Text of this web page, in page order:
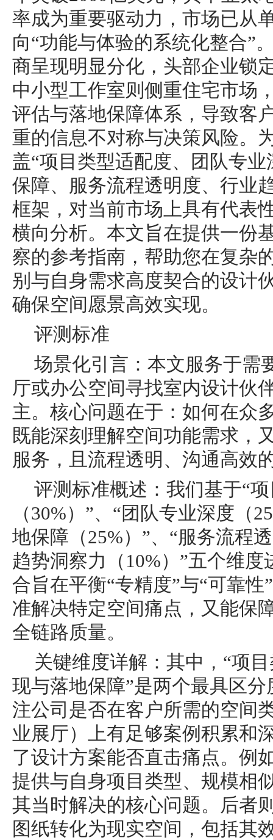
率成为重要驱动力，市场已从
向“功能与体验的系统化整合”
商呈现明显分化，头部企业锁
中小型工作室则侧重住宅市场
评估与落地保障体系，导致客
重的信息不对称与决策风险。
盖“项目类型适配度、团队专
保障、服务流程透明度、行业
框架，对当前市场上具有代表
横向分析。本文旨在提供一份
察的参考指南，帮助您在复杂
别与自身需求高度契合的设计
确保空间愿景高效实现。
评测标准
场景化引言：本文服务于需
厅或办公空间寻找室内设计伙
主。核心问题在于：如何在众
既能深刻理解空间功能需求，
服务，且流程透明、沟通高效
评测标准概述：我们基于“
（30%）”、“团队专业深度（
地保障（25%）”、“服务流程
趋势洞察力（10%）”五个维
合旨在平衡“专精度”与“可靠
准解决特定空间痛点，又能保
全链路质量。
关键维度详解：其中，“项
现与落地保障”是两个最具区
注公司是否在客户所需的空间
业展厅）上有足够案例积累和
了设计方案能否直击痛点。例
提供与自身项目类型、规模相
其当时解决的核心问题。后者
图纸转化为现实空间，包括其